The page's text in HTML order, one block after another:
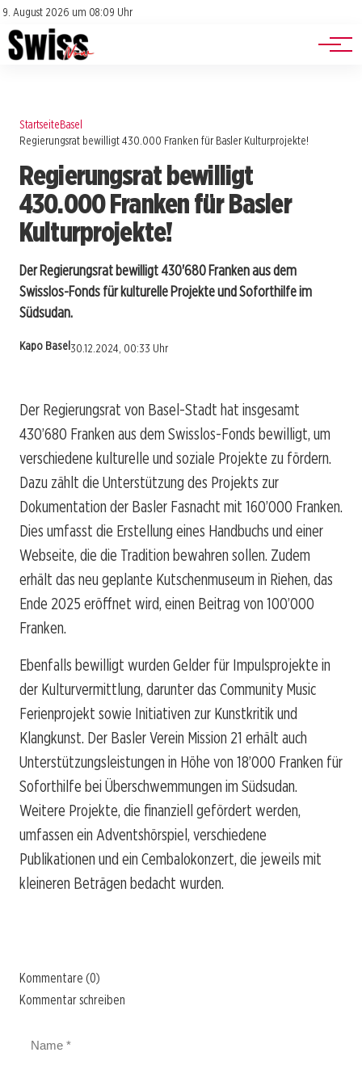
9. August 2026 um 08:09 Uhr
Impressum
Datenschutz
Jobs
Events
StartseiteBasel
Regierungsrat bewilligt 430.000 Franken für Basler Kulturprojekte!
Regierungsrat bewilligt
430.000 Franken für Basler
Kulturprojekte!
Der Regierungsrat bewilligt 430'680 Franken aus dem
Swisslos-Fonds für kulturelle Projekte und Soforthilfe im
Südsudan.
Kapo Basel 30.12.2024, 00:33 Uhr
Der Regierungsrat von Basel-Stadt hat insgesamt
430’680 Franken aus dem Swisslos-Fonds bewilligt, um
verschiedene kulturelle und soziale Projekte zu fördern.
Dazu zählt die Unterstützung des Projekts zur
Dokumentation der Basler Fasnacht mit 160’000 Franken.
Dies umfasst die Erstellung eines Handbuchs und einer
Webseite, die die Tradition bewahren sollen. Zudem
erhält das neu geplante Kutschenmuseum in Riehen, das
Ende 2025 eröffnet wird, einen Beitrag von 100’000
Franken.
Ebenfalls bewilligt wurden Gelder für Impulsprojekte in
der Kulturvermittlung, darunter das Community Music
Ferienprojekt sowie Initiativen zur Kunstkritik und
Klangkunst. Der Basler Verein Mission 21 erhält auch
Unterstützungsleistungen in Höhe von 18’000 Franken für
Soforthilfe bei Überschwemmungen im Südsudan.
Weitere Projekte, die finanziell gefördert werden,
umfassen ein Adventshörspiel, verschiedene
Publikationen und ein Cembalokonzert, die jeweils mit
kleineren Beträgen bedacht wurden.
Kommentare (0)
Kommentar schreiben